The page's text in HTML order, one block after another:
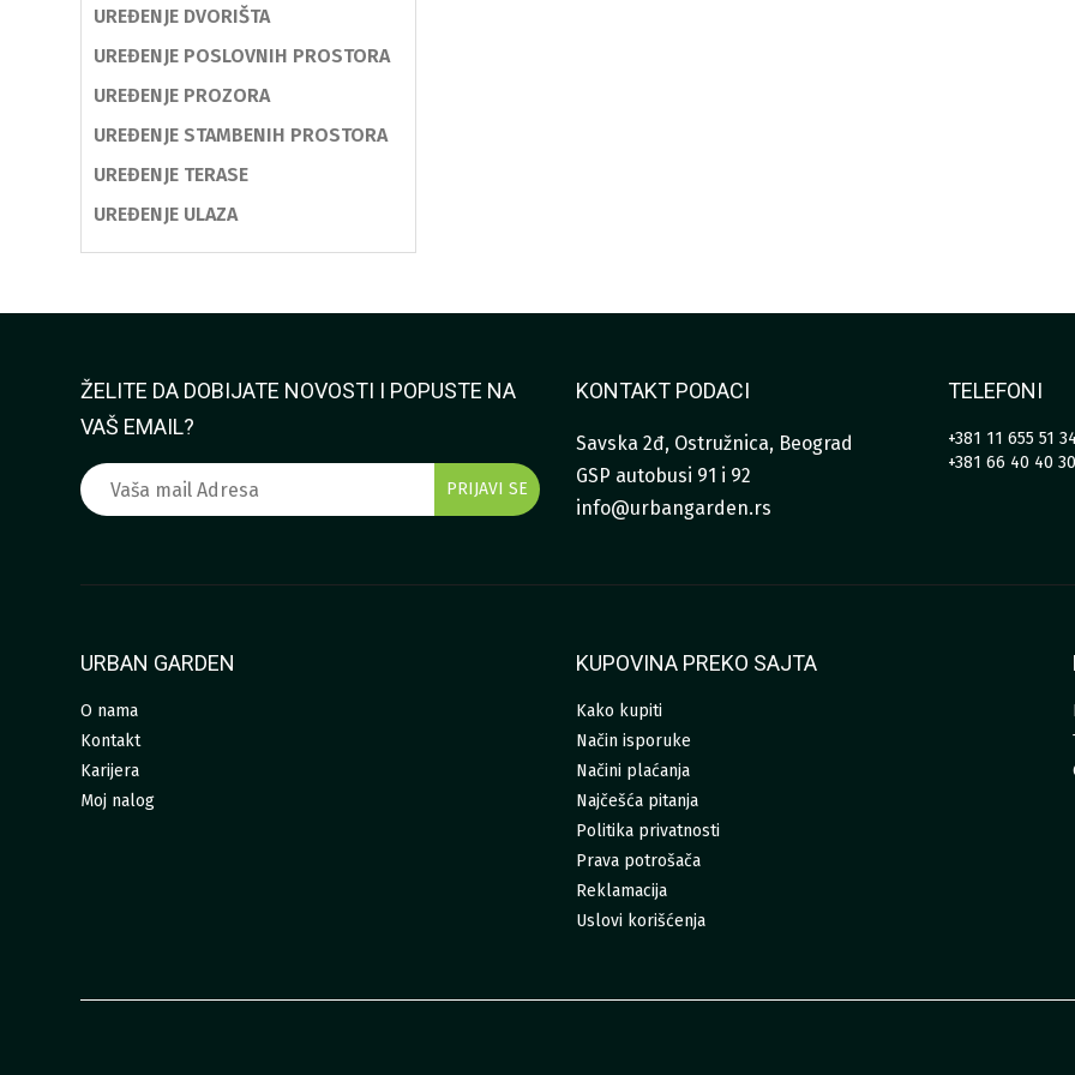
UREĐENJE DVORIŠTA
UREĐENJE POSLOVNIH PROSTORA
UREĐENJE PROZORA
UREĐENJE STAMBENIH PROSTORA
UREĐENJE TERASE
UREĐENJE ULAZA
ŽELITE DA DOBIJATE NOVOSTI I POPUSTE NA
VAŠ EMAIL?
KONTAKT PODACI
Savska 2đ, Ostružnica, Beograd
GSP autobusi 91 i 92
info@urbangarden.rs
TELEFONI
+381 11 655 51
+381 66 40 40
URBAN GARDEN
O nama
Kontakt
Karijera
Moj nalog
KUPOVINA PREKO SAJTA
Kako kupiti
Način isporuke
Načini plaćanja
Najčešća pitanja
Politika privatnosti
Prava potrošača
Reklamacija
Uslovi korišćenja